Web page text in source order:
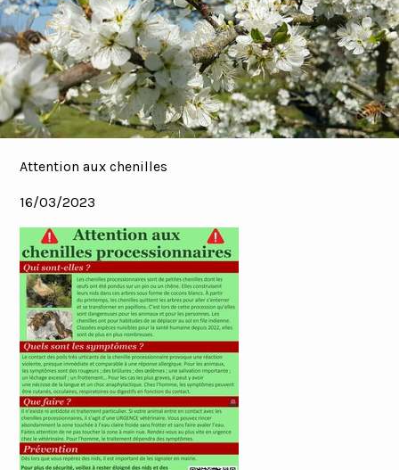
Attention aux chenilles
16/03/2023